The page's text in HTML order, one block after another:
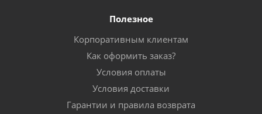
Полезное
Корпоративным клиентам
Как оформить заказ?
Условия оплаты
Условия доставки
Гарантии и правила возврата